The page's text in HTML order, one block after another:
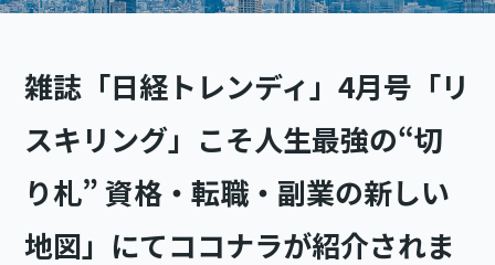
雑誌「日経トレンディ」4月号「リ
スキリング」こそ人生最強の“切
り札” 資格・転職・副業の新しい
地図」にてココナラが紹介されま